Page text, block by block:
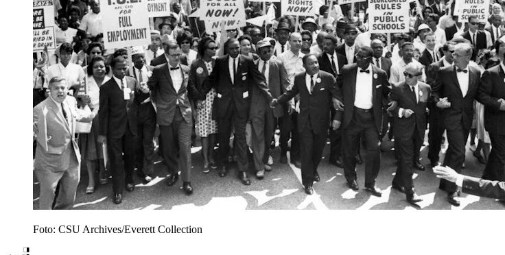
Foto: CSU Archives/Everett Collection